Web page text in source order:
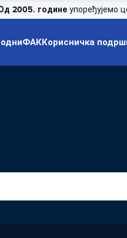
2005. године упоређујемо
ФАККорисничка